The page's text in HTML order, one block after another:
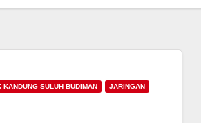
KANDUNG SULUH BUDIMAN JARINGAN